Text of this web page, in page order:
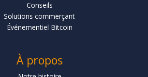
Conseils
Solutions commerçant
Événementiel Bitcoin
À propos